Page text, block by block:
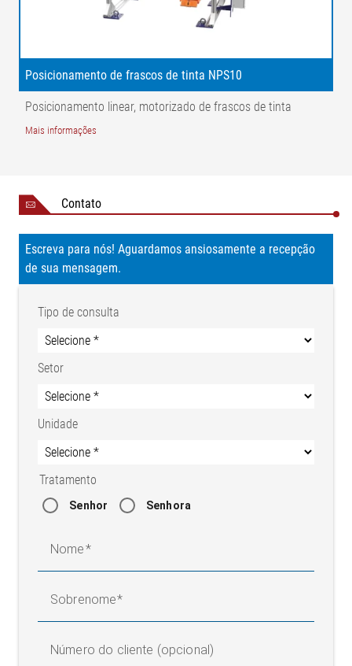
1 = Câmera de varredura de linhas dentro da carcaça de
proteção | 2 = Posicionamento independente de cores | 3
= Posicionamento individual dos frascos de tinta por meio de
volante ou automaticamente por meio de motor (EL-PAPS:
Posicionamento de frascos de tinta NPS10
Posicionamento linear, motorizado de frascos de tinta
Mais informações
Contato
Escreva para nós! Aguardamos ansiosamente a recepção
de sua mensagem.
Tipo de consulta
Setor
Unidade
Tratamento
Senhor Senhora
Nome
Sobrenome
Número do cliente (opcional)